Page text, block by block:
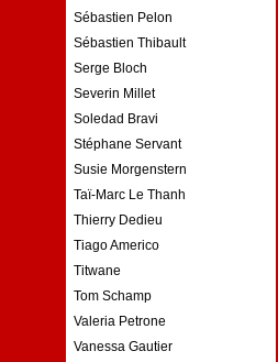
Sébastien Pelon
Sébastien Thibault
Serge Bloch
Severin Millet
Soledad Bravi
Stéphane Servant
Susie Morgenstern
Taï-Marc Le Thanh
Thierry Dedieu
Tiago Americo
Titwane
Tom Schamp
Valeria Petrone
Vanessa Gautier